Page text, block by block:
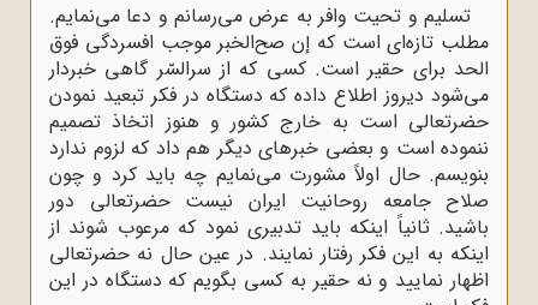
تسلیم و تحیت وافر به عرض مى‌رسانم و دعا مى‌نمایم.
مطلب تازه‌اى است که إن صح‌الخبر موجب افسردگى فوق
الحد براى حقیر است. کسى که از سرالسّر گاهى خبردار
مى‌شود دیروز اطلاع داده که دستگاه در فکر تبعید نمودن
حضرتعالى است به خارج کشور و هنوز اتخاذ تصمیم
ننموده است و بعضى خبرهاى دیگر هم داد که لزوم ندارد
بنویسم. حال اولاً مشورت مى‌نمایم چه باید کرد و چون
صلاح جامعه روحانیت ایران نیست حضرتعالى دور
باشید. ثانیاً اینکه باید تدبیرى نمود که مرعوب شوند از
اینکه به این فکر رفتار نمایند. در عین حال نه حضرتعالى
اظهار نمایید و نه حقیر به کسى بگویم که دستگاه در این